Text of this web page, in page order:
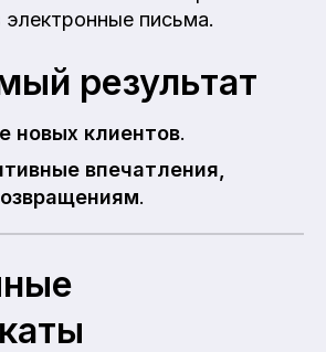
электронные письма.
результат
новых клиентов.
впечатления,
.